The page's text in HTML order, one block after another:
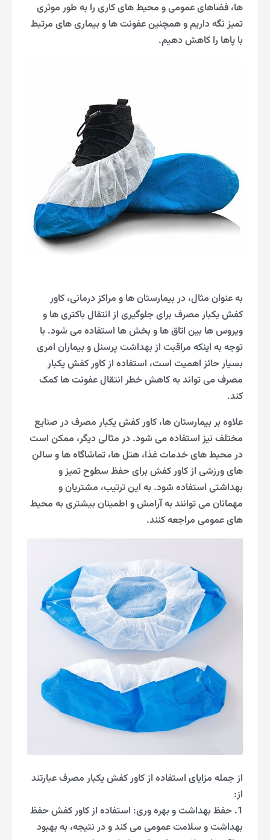
ها، فضاهای عمومی و محیط های کاری را به طور موثری
تمیز نگه داریم و همچنین عفونت ها و بیماری های مرتبط
با پاها را کاهش دهیم.
به عنوان مثال، در بیمارستان ها و مراکز درمانی، کاور
کفش یکبار مصرف برای جلوگیری از انتقال باکتری ها و
ویروس ها بین اتاق ها و بخش ها استفاده می شود. با
توجه به اینکه مراقبت از بهداشت پرسنل و بیماران امری
بسیار حائز اهمیت است، استفاده از کاور کفش یکبار
مصرف می تواند به کاهش خطر انتقال عفونت ها کمک
کند.
علاوه بر بیمارستان ها، کاور کفش یکبار مصرف در صنایع
مختلف نیز استفاده می شود. در مثالی دیگر، ممکن است
در محیط های خدمات غذا، هتل ها، تماشاگاه ها و سالن
های ورزشی از کاور کفش برای حفظ سطوح تمیز و
بهداشتی استفاده شود. به این ترتیب، مشتریان و
مهمانان می توانند به آرامش و اطمینان بیشتری به محیط
های عمومی مراجعه کنند.
از جمله مزایای استفاده از کاور کفش یکبار مصرف عبارتند
از:
1. حفظ بهداشت و بهره وری: استفاده از کاور کفش حفظ
بهداشت و سلامت عمومی می کند و در نتیجه، به بهبود